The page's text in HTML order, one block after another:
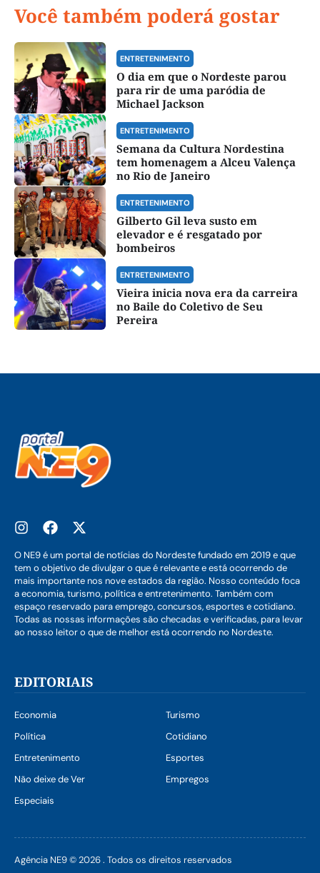
Você também poderá gostar
ENTRETENIMENTO
O dia em que o Nordeste parou
para rir de uma paródia de
Michael Jackson
ENTRETENIMENTO
Semana da Cultura Nordestina
tem homenagem a Alceu Valença
no Rio de Janeiro
ENTRETENIMENTO
Gilberto Gil leva susto em
elevador e é resgatado por
bombeiros
ENTRETENIMENTO
Vieira inicia nova era da carreira
no Baile do Coletivo de Seu
Pereira
O NE9 é um portal de notícias do Nordeste fundado em 2019 e que
tem o objetivo de divulgar o que é relevante e está ocorrendo de
mais importante nos nove estados da região. Nosso conteúdo foca
a economia, turismo, política e entretenimento. Também com
espaço reservado para emprego, concursos, esportes e cotidiano.
Todas as nossas informações são checadas e verificadas, para levar
ao nosso leitor o que de melhor está ocorrendo no Nordeste.
EDITORIAIS
Economia
Turismo
Política
Cotidiano
Entretenimento
Esportes
Não deixe de Ver
Empregos
Especiais
Agência NE9 © 2026 . Todos os direitos reservados